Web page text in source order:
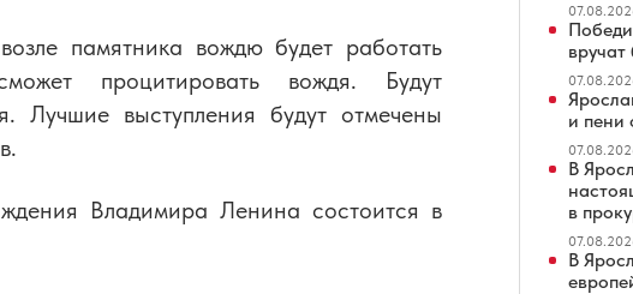
памятника вождю будет работать
процитировать вождя. Будут
Лучшие выступления будут отмечены
Владимира Ленина состоится в
и пени
В
в
В